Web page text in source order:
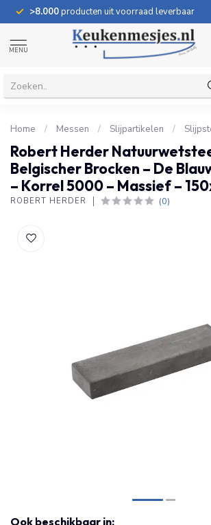
>8.000producten uit voorraad leverbaar
MENU
Home / Messen / Slijpartikelen /
Robert Herder
Belgischer Brocken – De
– Korrel 5000 – Massief –
ROBERT HERDER (0)
Ook beschikbaar in: